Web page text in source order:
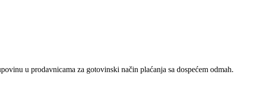
u prodavnicama za gotovinski način plaćanja sa dospećem odmah.